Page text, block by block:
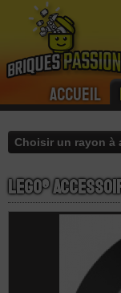
Accueil
LEGO®